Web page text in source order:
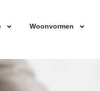
Woonvormen